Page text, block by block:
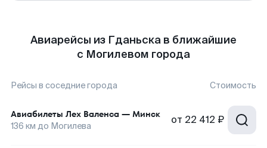
Авиарейсы из Гданьска в ближайшие
с Могилевом города
Рейсы в соседние города Стоимость
Авиабилеты Лех Валенса — Минск
136 км до Могилева от 22 412 ₽